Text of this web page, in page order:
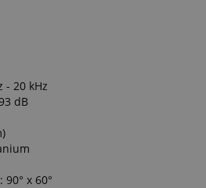
- 20 kHz
dB
x 60°